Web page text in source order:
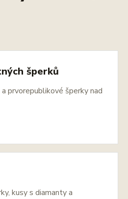
šperků
prvorepublikové šperky nad
kusy s diamanty a